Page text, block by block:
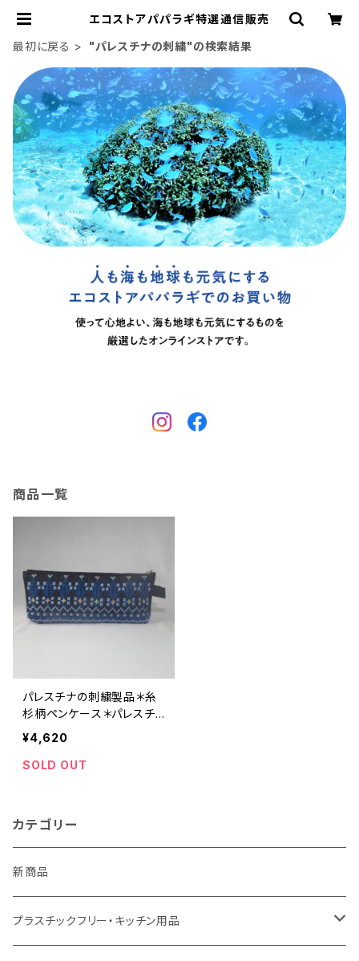
エコストアパパラギ特選通信販売
最初に戻る
"パレスチナの刺繍"の検索結果
商品一覧
パレスチナの刺繍製品＊糸
杉柄ペンケース＊パレスチ
ナ支援＊
¥4,620
SOLD OUT
カテゴリー
新商品
プラスチックフリー・キッチン用品